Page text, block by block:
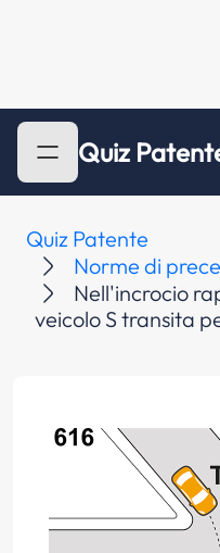
Quiz
Quiz Patente
Norme di
Nell'incrocio
veicolo S transita